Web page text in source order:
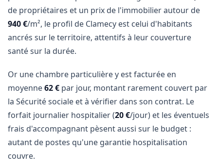
de propriétaires et un prix de l'immobilier autour de
940 €/m², le profil de Clamecy est celui d'habitants
ancrés sur le territoire, attentifs à leur couverture
santé sur la durée.
Or une chambre particulière y est facturée en
moyenne62 € par jour, montant rarement couvert par
la Sécurité sociale et à vérifier dans son contrat. Le
forfait journalier hospitalier (20 €/jour) et les éventuels
frais d'accompagnant pèsent aussi sur le budget :
autant de postes qu'une garantie hospitalisation
couvre.